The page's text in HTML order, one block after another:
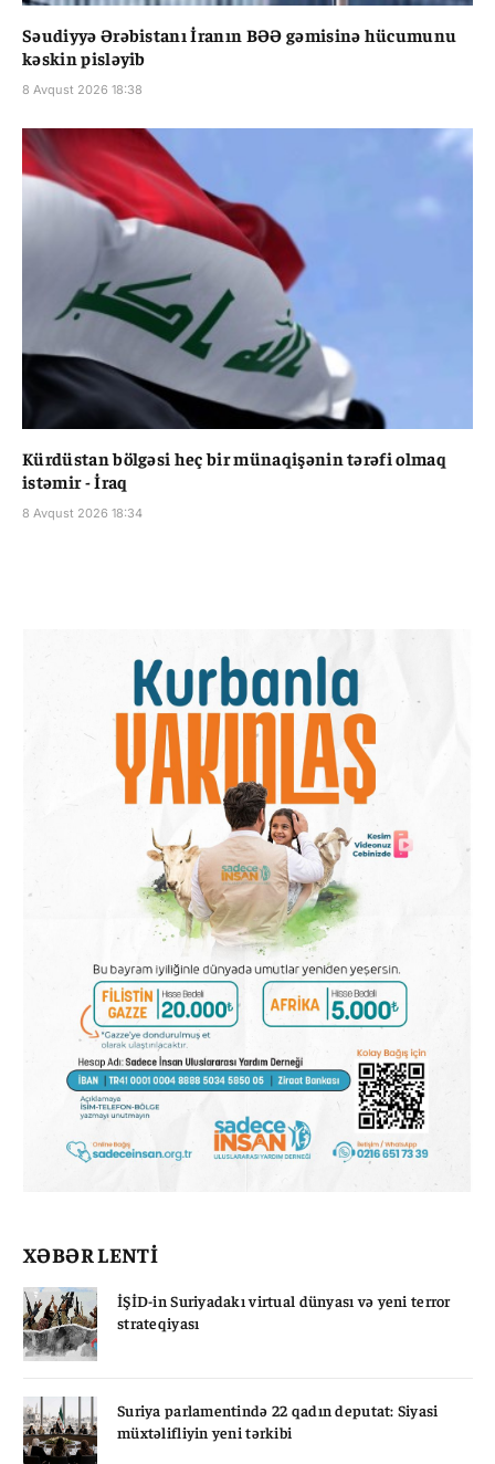
Səudiyyə Ərəbistanı İranın BƏƏ gəmisinə hücumunu
kəskin pisləyib
8 Avqust 2026 18:38
Kürdüstan bölgəsi heç bir münaqişənin tərəfi olmaq
istəmir - İraq
8 Avqust 2026 18:34
XƏBƏR LENTİ
İŞİD-in Suriyadakı virtual dünyası və yeni terror
strateqiyası
Suriya parlamentində 22 qadın deputat: Siyasi
müxtəlifliyin yeni tərkibi